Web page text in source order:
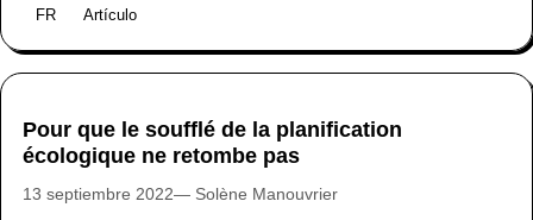
FR Artículo
Pour que le soufflé de la planification
écologique ne retombe pas
13 septiembre 2022 Solène Manouvrier